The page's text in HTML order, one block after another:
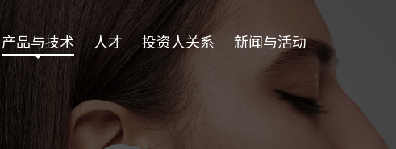
产品与技术 人才 投资人关系 新闻与活动